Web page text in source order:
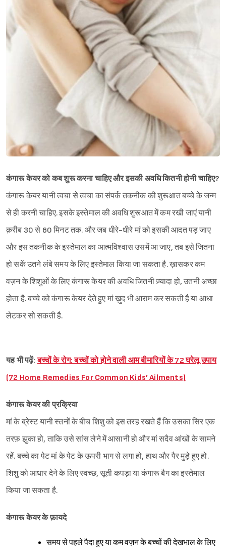
कंगारू केयर को कब शुरू करना चाहिए और इसकी अवधि कितनी होनी चाहिए?
कंगारू केयर यानी त्वचा से त्वचा का संपर्क तकनीक की शुरूआत बच्चे के जन्म
से ही करनी चाहिए. इसके इस्तेमाल की अवधि शुरूआत में कम रखी जाएं यानी
क़रीब 30 से 60 मिनट तक. और जब धीरे-धीरे मां को इसकी आदत पड़ जाए
और इस तकनीक के इस्तेमाल का आत्मविश्वास उसमें आ जाए, तब इसे जितना
हो सकें उतने लंबे समय के लिए इस्तेमाल किया जा सकता है. ख़ासकर कम
वज़न के शिशुओं के लिए कंगारू केयर की अवधि जितनी ज़्यादा हो, उतनी अच्छा
होता है. बच्चे को कंगारू केयर देते हुए मां ख़ुद भी आराम कर सकती है या आधा
लेटकर सो सकती है.
यह भी पढ़ें:बच्चों के रोग: बच्चों को होने वाली आम बीमारियों के 72 घरेलू उपाय
(72 Home Remedies For Common Kids’ Ailments)
कंगारू केयर की प्रक्रिया
मां के ब्रेस्ट यानी स्तनों के बीच शिशु को इस तरह रखते हैं कि उसका सिर एक
तरफ़ झुका हो, ताकि उसे सांस लेने में आसानी हो और मां सदैव आंखों के सामने
रहें. बच्चे का पेट मां के पेट के ऊपरी भाग से लगा हो, हाथ और पैर मुड़े हुए हो.
शिशु को आधार देने के लिए स्वच्छ, सूती कपड़ा या कंगारू बैग का इस्तेमाल
किया जा सकता है.
कंगारू केयर के फ़ायदे
समय से पहले पैदा हुए या कम वज़न के बच्चों की देखभाल के लिए